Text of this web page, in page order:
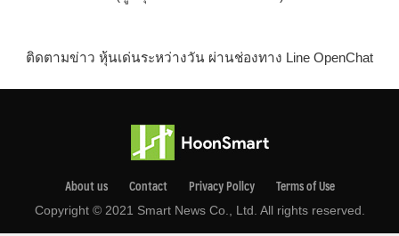
ติดตามข่าว หุ้นเด่นระหว่างวัน ผ่านช่องทาง Line OpenChat
About us Contact Privacy Pollcy Terms of Use
Copyright © 2021 Smart News Co., Ltd. All rights reserved.